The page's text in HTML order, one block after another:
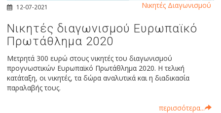
12-07-2021
Νικητές διαγωνισμού Ευρωπαϊκό
Πρωτάθλημα 2020
Μετρητά 300 ευρώ στους νικητές του διαγωνισμού
προγνωστικών Ευρωπαϊκό Πρωτάθλημα 2020. Η τελική
κατάταξη, οι νικητές, τα δώρα αναλυτικά και η διαδικασία
παραλαβής τους.
περισσότερα...
Νικητές Διαγωνισμού